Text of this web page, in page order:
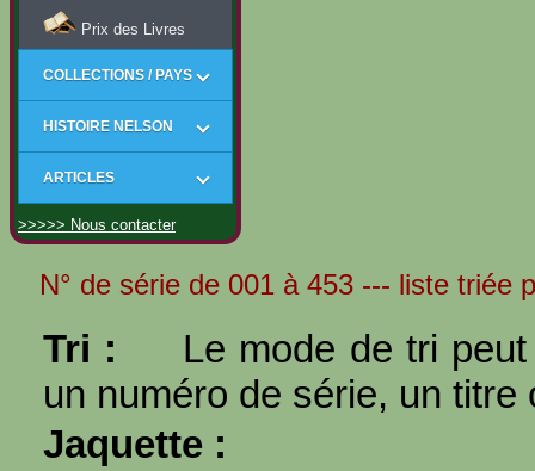
Prix des Livres
COLLECTIONS / PAYS
HISTOIRE NELSON
ARTICLES
>>>>> Nous contacter
N° de série de 001 à 453 --- liste triée
Tri :
Le mode de tri
un numéro de série, un titre
Jaquette :